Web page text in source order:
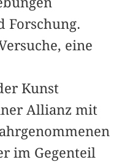
Forschung.
eine
Kunst
Allianz mit
im Gegenteil